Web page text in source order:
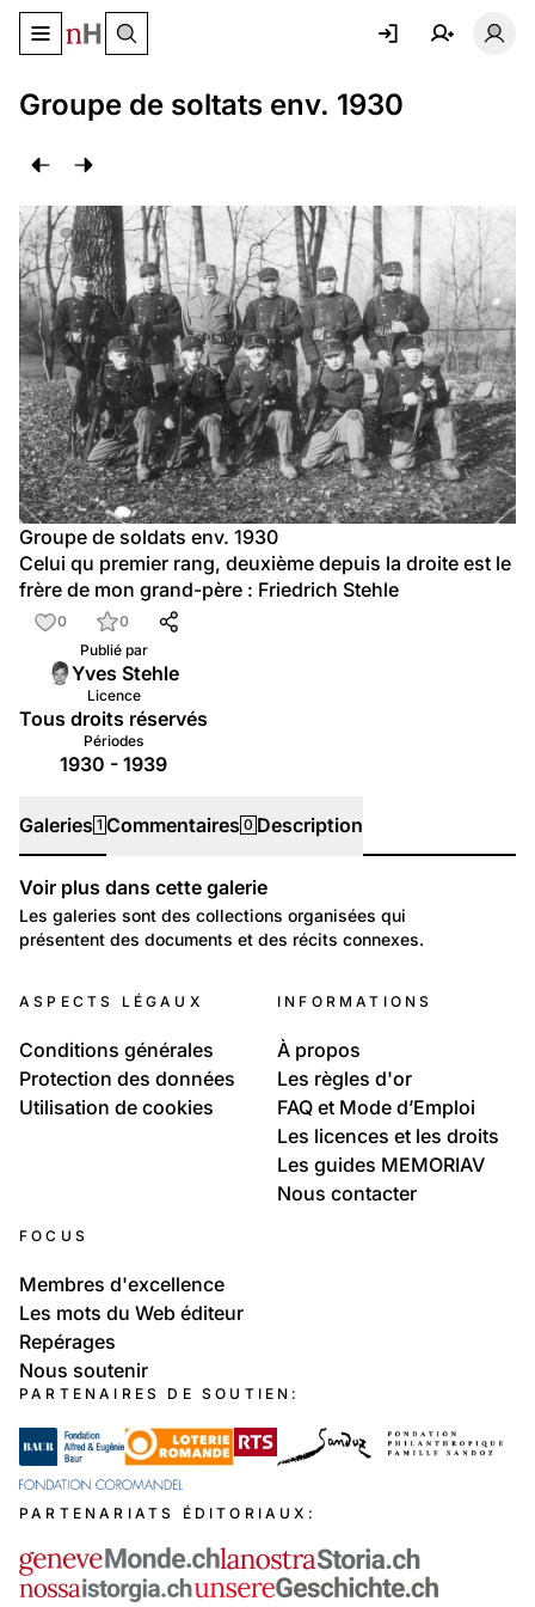
Basculer le menu de navigation
Groupe de soltats env. 1930
Groupe de soldats env. 1930
Celui qu premier rang, deuxième depuis la droite est le
frère de mon grand-père : Friedrich Stehle
0
0
Publié par
Yves Stehle
Licence
Tous droits réservés
Périodes
1930 - 1939
Galeries 1 Commentaires 0 Description
Galeries
Voir plus dans cette galerie
Les galeries sont des collections organisées qui
présentent des documents et des récits connexes.
Militaire
ASPECTS LÉGAUX
Conditions générales
Protection des données
Utilisation de cookies
INFORMATIONS
À propos
Les règles d'or
FAQ et Mode d’Emploi
Les licences et les droits
Les guides MEMORIAV
Nous contacter
FOCUS
Membres d'excellence
Les mots du Web éditeur
Repérages
Nous soutenir
PARTENAIRES DE SOUTIEN:
PARTENARIATS ÉDITORIAUX: